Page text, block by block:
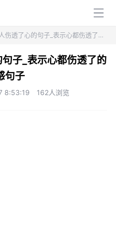
透了心的句子_表示心都伤透了的伤感句子
子_表示心都伤透了的
句子
8:53:19 162人浏览